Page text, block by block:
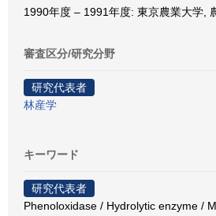
1990年度 – 1991年度: 東京農業大学,
審査区分/研究分野
研究代表者
林産学
キーワード
研究代表者
Phenoloxidase / Hydrolytic enzyme /